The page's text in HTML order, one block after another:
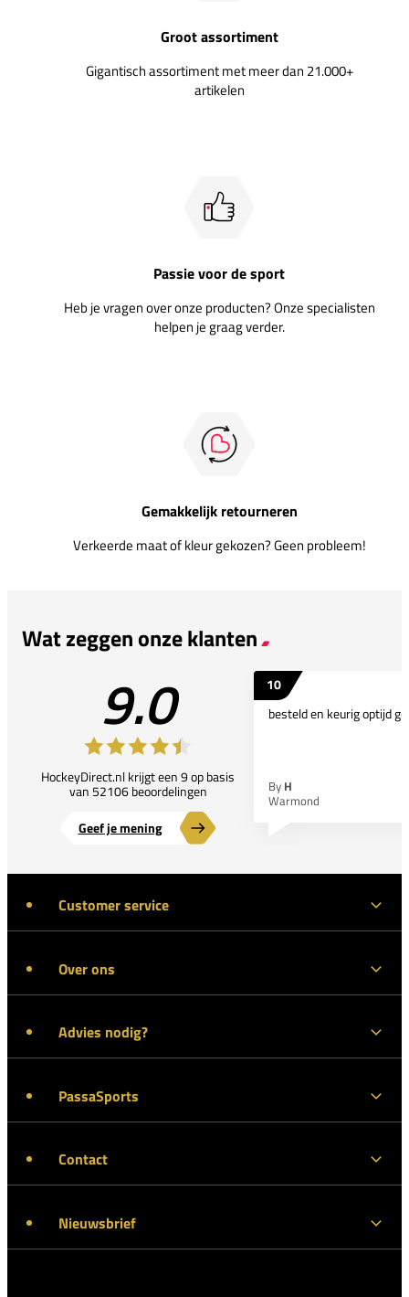
Groot assortiment
Gigantisch assortiment met meer dan 21.000+
artikelen
Passie voor de sport
Heb je vragen over onze producten? Onze specialisten
helpen je graag verder.
Gemakkelijk retourneren
Verkeerde maat of kleur gekozen? Geen probleem!
Wat zeggen onze klanten
9.0
HockeyDirect.nl krijgt een 9 op basis
van 52106 beoordelingen
Geef je mening
10
besteld en keurig optijd
By H
Warmond
Customer service
Over ons
Advies nodig?
PassaSports
Contact
Nieuwsbrief